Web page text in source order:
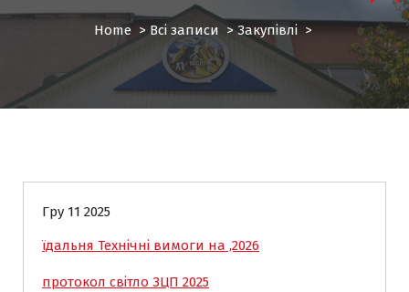
Home> Всі записи >Закупівлі>
Гру 11 2025
їдальня Технічні вимоги на ,2026
протокол світло ЗЦП 2025